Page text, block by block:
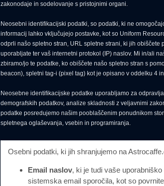
zakonodaje in sodelovanje s pristojnimi organi.
Neosebni identifikacijski podatki, so podatki, ki ne
informacij lahko vključujejo postavke, kot so Uniform
odprli našo spletno stran, URL spletne strani, ki jih
uporabljate ter vaš internetni protokol (IP) naslov. Mi in/ali
zbiramo/jo te podatke, ko obiščete našo spletno stran s
beacon), spletni tag-i (pixel tag) kot je opisano v oddelku 4
Neosebne identifikacijske podatke uporabljamo za
demografskih podatkov, analize skladnosti z veljavnimi
podatke posredujemo našim pooblaščenim ponudnikom
spletnega oglaševanja, vsebin in programiranja.
Osebni podatki, ki jih shranjujemo na
Email naslov, ki je tudi vaše
sistemska email sporočila, kot so